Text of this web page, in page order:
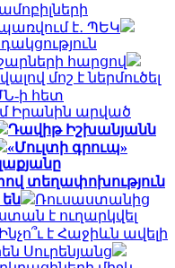
է․ ՊԵԿ
հարցով
մոշ է ներմուծել
ի հետ
Իրանին արված
Դավիթ Իշխանյանն
«Մուլտի գրուպ»
տեղափոխություն
Ռուսաստանից
է ուղարկվել
Ինչո՞ւ է Հաջիևն ավելի
Սուրենյանց